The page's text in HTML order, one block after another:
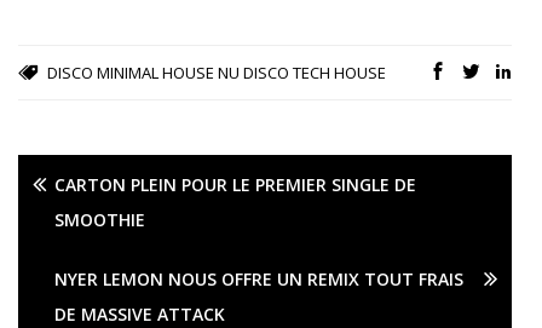
DISCO MINIMAL HOUSE NU DISCO TECH HOUSE
CARTON PLEIN POUR LE PREMIER SINGLE DE
SMOOTHIE
NYER LEMON NOUS OFFRE UN REMIX TOUT FRAIS
DE MASSIVE ATTACK